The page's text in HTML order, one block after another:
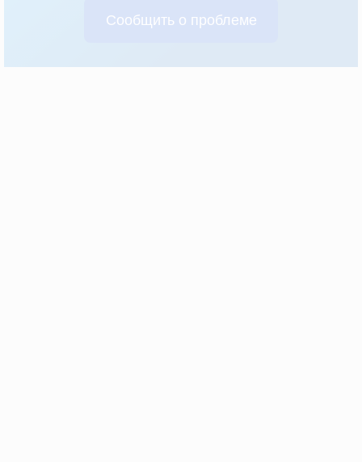
Сообщить о проблеме